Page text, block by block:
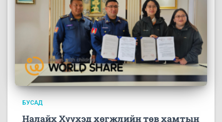
БУСАД
Налайх Хүүхэд хөгжлийн төв хамтын